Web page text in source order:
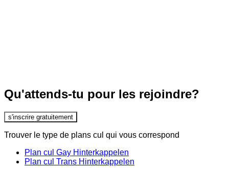
Qu'attends-tu pour les rejoindre?
s'inscrire gratuitement
Trouver le type de plans cul qui vous correspond
Plan cul Gay Hinterkappelen
Plan cul Trans Hinterkappelen